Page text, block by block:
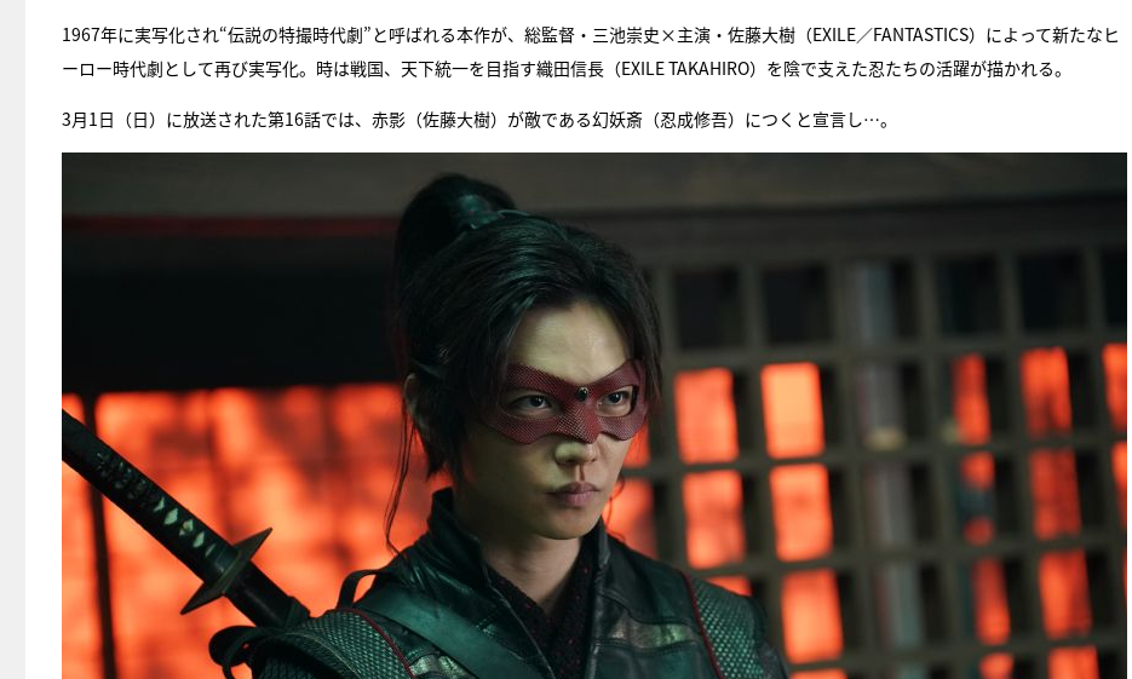
1967年に実写化され“伝説の特撮時代劇”と呼ばれる本作が、総監督・三池崇史×主演・佐藤大樹（EXILE／FANTASTICS）によって新たなヒ
ーロー時代劇として再び実写化。時は戦国、天下統一を目指す織田信長（EXILE TAKAHIRO）を陰で支えた忍たちの活躍が描かれる。
3月1日（日）に放送された第16話では、赤影（佐藤大樹）が敵である幻妖斎（忍成修吾）につくと宣言し…。